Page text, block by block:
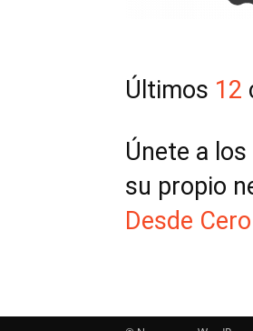
Últimos 12
Únete a
su propio
Desde Cero